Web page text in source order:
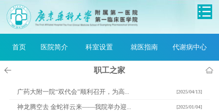
首页 医院简介 科室设置 就医指南 代谢病中心
职工之家
广药大附一院“双代会”顺利召开，为高... [2025/04/13]
神龙腾空去 金蛇祥云来——我院举办迎... [2025/01/04]